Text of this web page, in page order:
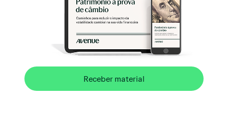
Receber material